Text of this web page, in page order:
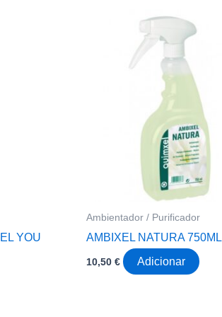
YOU
Ambientador / Purificador
AMBIXEL NATURA 750ML
10,50€ Adicionar